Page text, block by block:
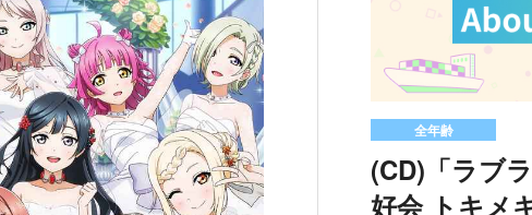
全年齢
(CD)「ラブ
好会 トキメ